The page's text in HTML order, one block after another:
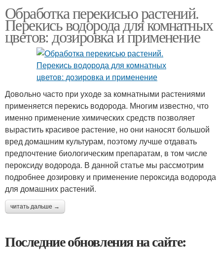
Обработка перекисью растений.
Перекись водорода для комнатных
цветов: дозировка и применение
Довольно часто при уходе за комнатными растениями
применяется перекись водорода. Многим известно, что
именно применение химических средств позволяет
вырастить красивое растение, но они наносят большой
вред домашним культурам, поэтому лучше отдавать
предпочтение биологическим препаратам, в том числе
пероксиду водорода. В данной статье мы рассмотрим
подробнее дозировку и применение пероксида водорода
для домашних растений.
читать дальше →
Последние обновления на сайте: